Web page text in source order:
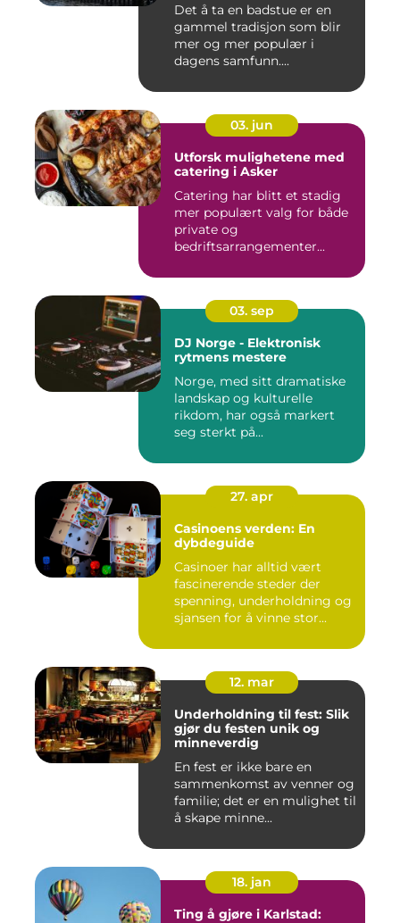
Det å ta en badstue er en
gammel tradisjon som blir
mer og mer populær i
dagens samfunn....
03. jun
Utforsk mulighetene med
catering i Asker
Catering har blitt et stadig
mer populært valg for både
private og
bedriftsarrangementer...
03. sep
DJ Norge - Elektronisk
rytmens mestere
Norge, med sitt dramatiske
landskap og kulturelle
rikdom, har også markert
seg sterkt på...
27. apr
Casinoens verden: En
dybdeguide
Casinoer har alltid vært
fascinerende steder der
spenning, underholdning og
sjansen for å vinne stor...
12. mar
Underholdning til fest: Slik
gjør du festen unik og
minneverdig
En fest er ikke bare en
sammenkomst av venner og
familie; det er en mulighet til
å skape minne...
18. jan
Ting å gjøre i Karlstad: